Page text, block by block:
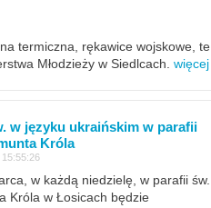
termiczna, rękawice wojskowe, te
Młodzieży w Siedlcach. więcej
w języku ukraińskim w parafii
Króla
w każdą niedzielę, w parafii św.
Króla w Łosicach będzie